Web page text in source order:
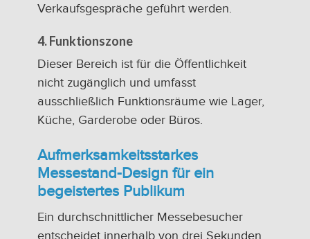
Verkaufsgespräche geführt werden.
4. Funktionszone
Dieser Bereich ist für die Öffentlichkeit
nicht zugänglich und umfasst
ausschließlich Funktionsräume wie Lager,
Küche, Garderobe oder Büros.
Aufmerksamkeitsstarkes
Messestand-Design für ein
begeistertes Publikum
Ein durchschnittlicher Messebesucher
entscheidet innerhalb von drei Sekunden,